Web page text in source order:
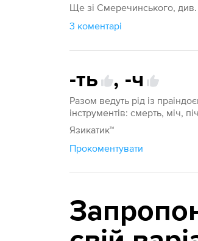
Ще зі Смеречинського, див.
3 коментарі
-ть , -ч
Разом ведуть рід із
інструментів: смерть, міч,
Язикатик™
Прокоментувати